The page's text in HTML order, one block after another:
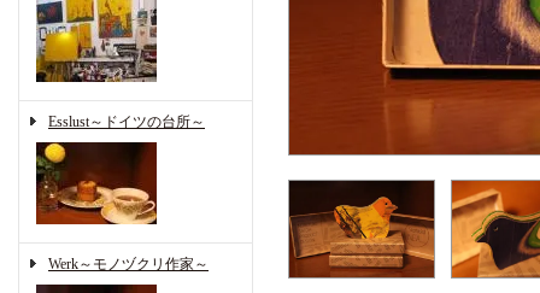
Esslust～ドイツの台所～
Werk～モノヅクリ作家～